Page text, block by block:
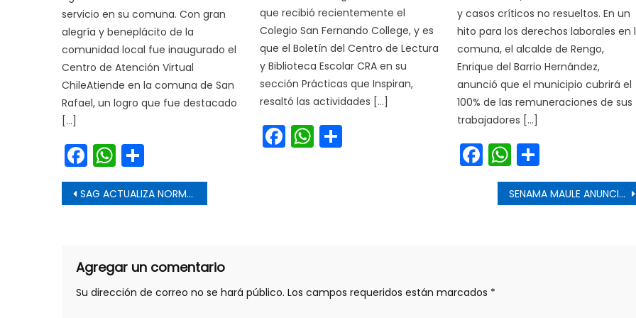
servicio en su comuna. Con gran
alegría y beneplácito de la
comunidad local fue inaugurado el
Centro de Atención Virtual
ChileAtiende en la comuna de San
Rafael, un logro que fue destacado
[…]
Facebook
WhatsApp
que recibió recientemente el
Colegio San Fernando College, y es
que el Boletín del Centro de Lectura
y Biblioteca Escolar CRA en su
sección Prácticas que Inspiran,
resaltó las actividades […]
Facebook
WhatsApp
Share
y casos críticos no resueltos. En un
hito para los derechos laborales en
comuna, el alcalde de Rengo,
Enrique del Barrio Hernández,
anunció que el municipio cubrirá el
100% de las remuneraciones de sus
trabajadores […]
Facebook
WhatsApp
Navegación de entradas
SAG ACTUALIZA NORMATIVA DE VIGILANCIA DE BRUCELOSIS BOVINA EN LA ÚLTIMA ETAPA DE ERRADICACIÓN SENAMA MAULE ANUNCIÓ APERTURA DE POSTULACIONES AL FONDO NACIONAL DEL ADULTO MAYOR EN LA PROVINCIA DE TALCA
Agregar un comentario
Su dirección de correo no se hará público. Los campos requeridos están marcados *